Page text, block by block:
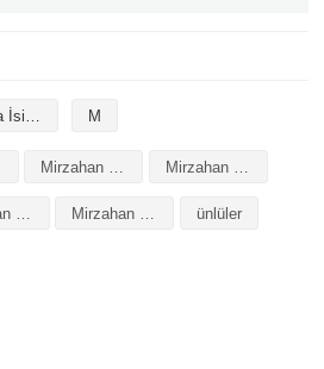
Farsça İsimler M
Mirzahan isminin kökeni Mirzahan isminin numerolojisi ünlüler